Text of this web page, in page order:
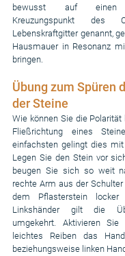
bewusst auf einen
Kreuzungspunkt des
Lebenskraftgitter genannt,
Hausmauer in Resonanz
bringen.
Übung zum Spüren
der Steine
Wie können Sie die
Fließrichtung eines
einfachsten gelingt dies
Legen Sie den Stein vor
beugen Sie sich so weit
rechte Arm aus der
dem Pflasterstein locker
Linkshänder gilt die
umgekehrt. Aktivieren Sie
leichtes Reiben das
beziehungsweise linken